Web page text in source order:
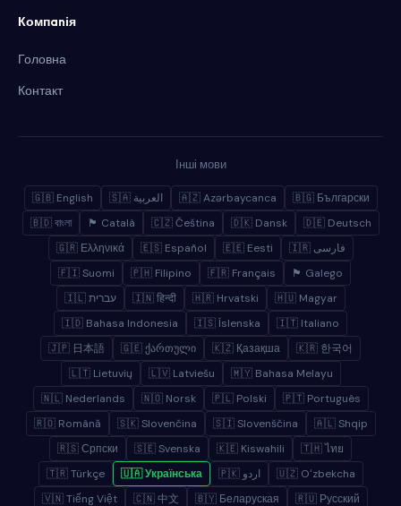
Компanія
Головна
Контакт
Інші мови
🇬🇧 English 🇸🇦 العربية 🇦🇿 Azərbaycanca
🇧🇬 Български
🇧🇩 বাংলা
🏴 Català 🇨🇿 Čeština 🇩🇰 Dansk
🇩🇪 Deutsch
🇬🇷 Ελληνικά
🇪🇸 Español 🇪🇪 Eesti
🇮🇷 فارسی
🇫🇮 Suomi
🇵🇭 Filipino 🇫🇷 Français
🏴 Galego
🇮🇱 עברית
🇮🇳 हिन्दी 🇭🇷 Hrvatski
🇭🇺 Magyar
🇮🇩 Bahasa Indonesia
🇮🇸 Íslenska
🇮🇹 Italiano
🇯🇵 日本語
🇬🇪 ქართული 🇰🇿 Қазақша
🇰🇷 한국어
🇱🇹 Lietuvių
🇱🇻 Latviešu
🇲🇾 Bahasa Melayu
🇳🇱 Nederlands
🇳🇴 Norsk 🇵🇱 Polski
🇵🇹 Português
🇷🇴 Română
🇸🇰 Slovenčina 🇸🇮 Slovenščina
🇦🇱 Shqip
🇷🇸 Српски
🇸🇪 Svenska 🇰🇪 Kiswahili
🇹🇭 ไทย
🇹🇷 Türkçe
🇺🇦 Українська 🇵🇰 اردو
🇺🇿 Oʻzbekcha
🇻🇳 Tiếng Việt
🇨🇳 中文 🇧🇾 Беларуская 🇷🇺 Русский